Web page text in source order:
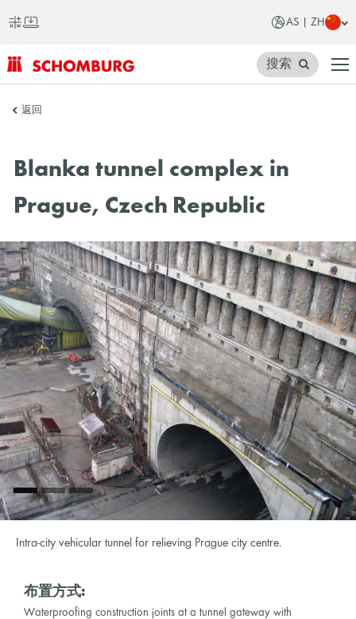
AS | ZH
SCHOMBURG
洲
搜索
返回
Blanka tunnel complex in
Prague, Czech Republic
Intra-city vehicular tunnel for relieving Prague city centre.
布置方式:
Waterproofing construction joints at a tunnel gateway with